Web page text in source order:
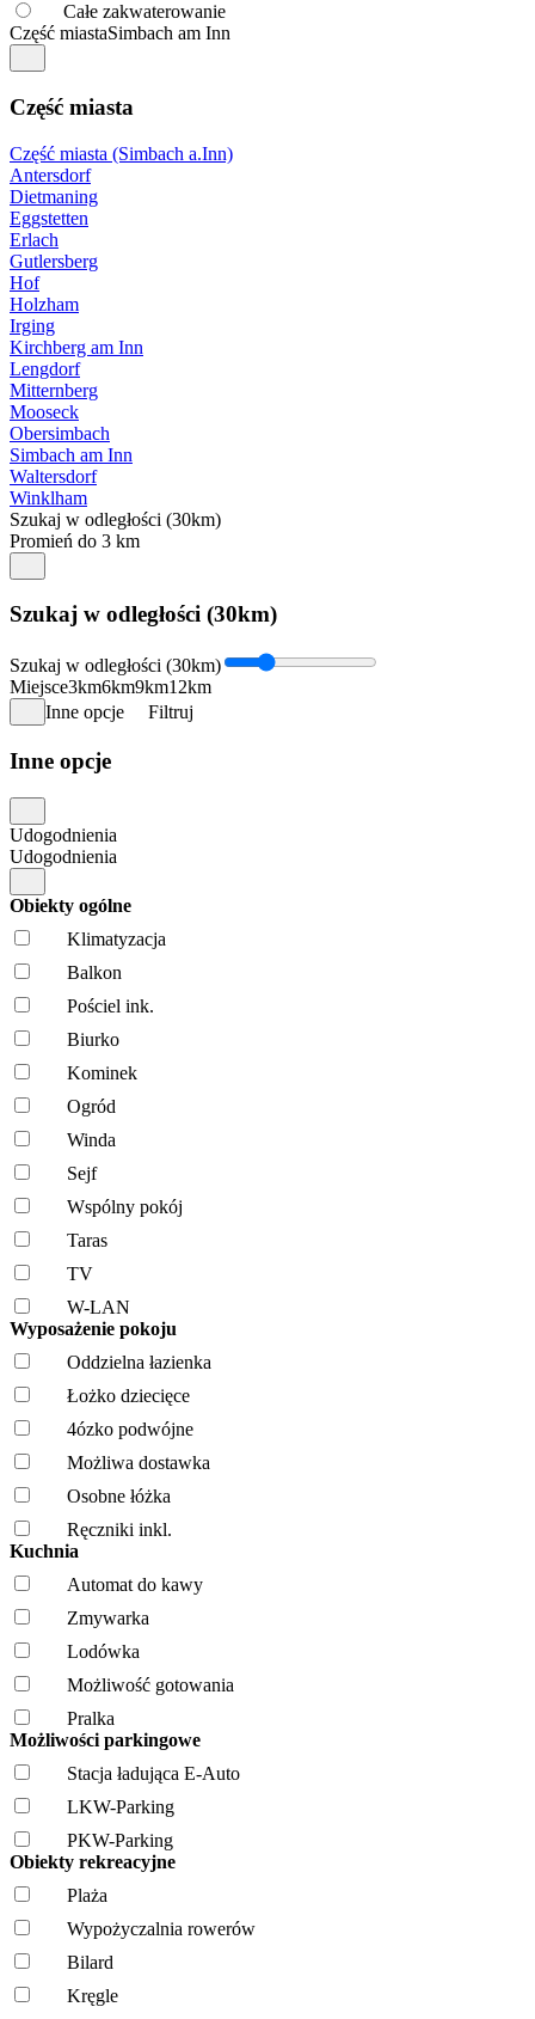
Całe zakwaterowanie
Część miastaSimbach am Inn
Część miasta
Część miasta (Simbach a.Inn)
Antersdorf
Dietmaning
Eggstetten
Erlach
Gutlersberg
Hof
Holzham
Irging
Kirchberg am Inn
Lengdorf
Mitternberg
Mooseck
Obersimbach
Simbach am Inn
Waltersdorf
Winklham
Szukaj w odległości (30km)
Promień do 3 km
Szukaj w odległości (30km)
Szukaj w odległości (30km)
Miejsce3km6km9km12km
Inne opcje
Filtruj
Inne opcje
Udogodnienia
Udogodnienia
Obiekty ogólne
Klimatyzacja
Balkon
Pościel ink.
Biurko
Kominek
Ogród
Winda
Sejf
Wspólny pokój
Taras
TV
W-LAN
Wyposażenie pokoju
Oddzielna łazienka
Łożko dziecięce
4ózko podwójne
Możliwa dostawka
Osobne łóżka
Ręczniki inkl.
Kuchnia
Automat do kawy
Zmywarka
Lodówka
Możliwość gotowania
Pralka
Możliwości parkingowe
Stacja ładująca E-Auto
LKW-Parking
PKW-Parking
Obiekty rekreacyjne
Plaża
Wypożyczalnia rowerów
Bilard
Kręgle